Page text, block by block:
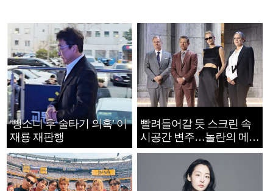
‘뺑소니 후 술타기 의혹’ 이
재룡 재판행
빨려들어갈 듯 스크린 속
시공간 변주…놀란의 메시
지는 ‘전쟁 속죄’